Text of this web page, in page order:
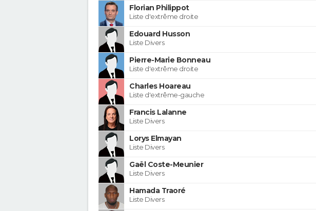
Florian Philippot
Liste d'extrême droite
Edouard Husson
Liste Divers
Pierre-Marie Bonneau
Liste d'extrême droite
Charles Hoareau
Liste d'extrême-gauche
Francis Lalanne
Liste Divers
Lorys Elmayan
Liste Divers
Gaël Coste-Meunier
Liste Divers
Hamada Traoré
Liste Divers